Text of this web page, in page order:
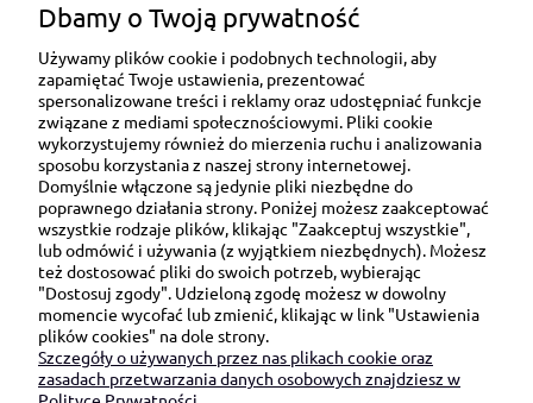
Ul. Brukowa 6/8 lok. 57/58
91-341 Łódź
NIP: 6751510615
SKONTAKTUJ SIĘ Z NAMI:
sklep@be-happygifts.com
+48 690 172 872
Dbamy o Twoją prywatność
Używamy plików cookie i podobnych technologii, aby
zapamiętać Twoje ustawienia, prezentować
spersonalizowane treści i reklamy oraz udostępniać funkcje
związane z mediami społecznościowymi. Pliki cookie
wykorzystujemy również do mierzenia ruchu i analizowania
sposobu korzystania z naszej strony internetowej.
Domyślnie włączone są jedynie pliki niezbędne do
poprawnego działania strony. Poniżej możesz zaakceptować
wszystkie rodzaje plików, klikając "Zaakceptuj wszystkie",
lub odmówić i używania (z wyjątkiem niezbędnych). Możesz
też dostosować pliki do swoich potrzeb, wybierając
"Dostosuj zgody". Udzieloną zgodę możesz w dowolny
momencie wycofać lub zmienić, klikając w link "Ustawienia
plików cookies" na dole strony.
Szczegóły o używanych przez nas plikach cookie oraz
zasadach przetwarzania danych osobowych znajdziesz w